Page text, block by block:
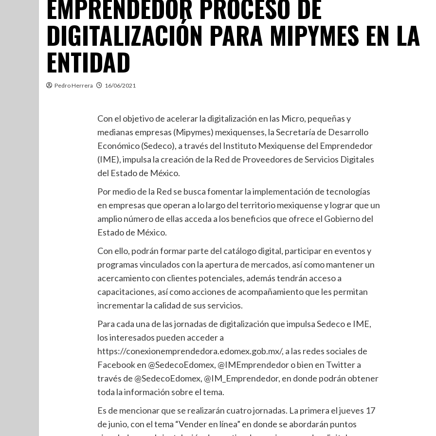
EMPRENDEDOR PROCESO DE
DIGITALIZACIÓN PARA MIPYMES EN LA
ENTIDAD
Pedro Herrera 16/06/2021
Con el objetivo de acelerar la digitalización en las Micro, pequeñas y
medianas empresas (Mipymes) mexiquenses, la Secretaría de Desarrollo
Económico (Sedeco), a través del Instituto Mexiquense del Emprendedor
(IME), impulsa la creación de la Red de Proveedores de Servicios Digitales
del Estado de México.
Por medio de la Red se busca fomentar la implementación de tecnologías
en empresas que operan a lo largo del territorio mexiquense y lograr que un
amplio número de ellas acceda a los beneficios que ofrece el Gobierno del
Estado de México.
Con ello, podrán formar parte del catálogo digital, participar en eventos y
programas vinculados con la apertura de mercados, así como mantener un
acercamiento con clientes potenciales, además tendrán acceso a
capacitaciones, así como acciones de acompañamiento que les permitan
incrementar la calidad de sus servicios.
Para cada una de las jornadas de digitalización que impulsa Sedeco e IME,
los interesados pueden acceder a
https://conexionemprendedora.edomex.gob.mx/, a las redes sociales de
Facebook en @SedecoEdomex, @IMEmprendedor o bien en Twitter a
través de @SedecoEdomex, @IM_Emprendedor, en donde podrán obtener
toda la información sobre el tema.
Es de mencionar que se realizarán cuatro jornadas. La primera el jueves 17
de junio, con el tema “Vender en línea” en donde se abordarán puntos